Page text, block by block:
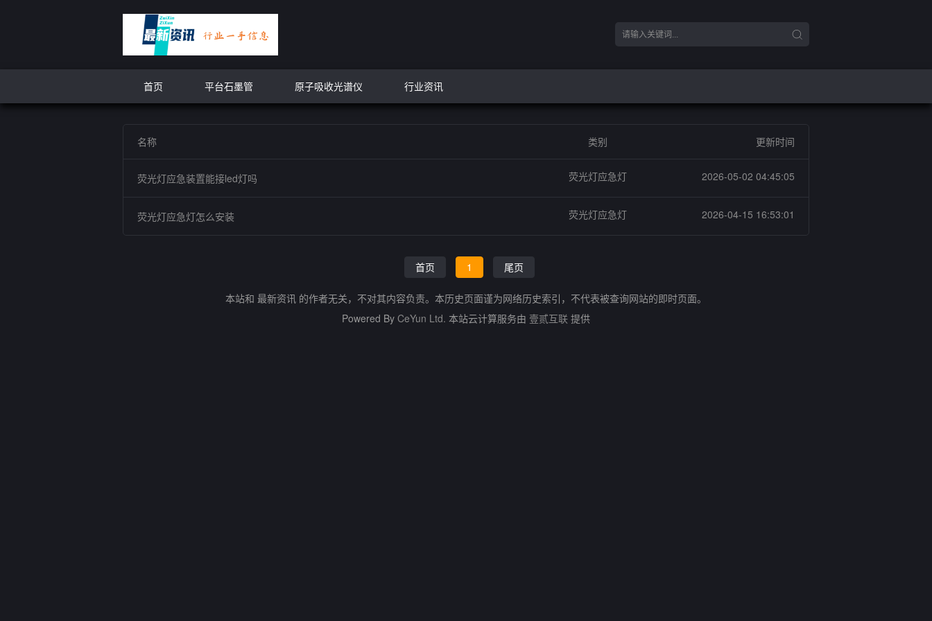
首页 平台石墨管 原子吸收光谱仪 行业资讯
名称 类别 更新时间
荧光灯应急装置能接led灯吗 荧光灯应急灯 2026-05-02 04:45:05
荧光灯应急灯怎么安装 荧光灯应急灯 2026-04-15 16:53:01
首页 1 尾页
本站和 最新资讯 的作者无关，不对其内容负责。本历史页面谨为网络历史索引，不代表被查询网站的即时页面。
Powered By CeYun Ltd. 本站云计算服务由 壹贰互联 提供